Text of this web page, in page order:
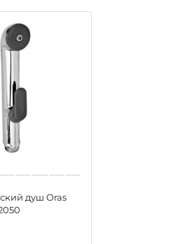
душ Oras